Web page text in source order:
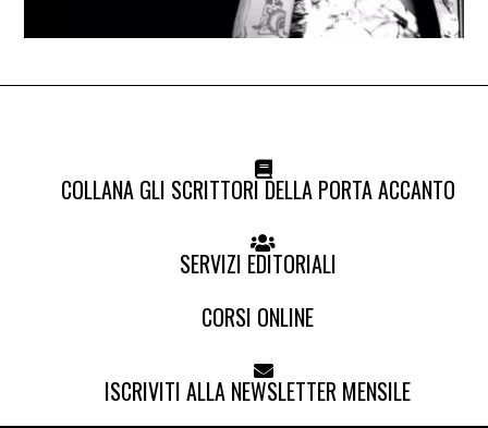
COLLANA GLI SCRITTORI DELLA PORTA ACCANTO
SERVIZI EDITORIALI
CORSI ONLINE
ISCRIVITI ALLA NEWSLETTER MENSILE